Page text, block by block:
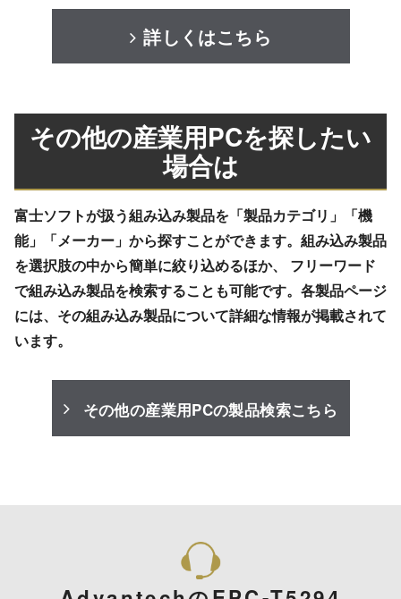
詳しくはこちら
その他の産業用PCを探したい
場合は
富士ソフトが扱う組み込み製品を「製品カテゴリ」「機
能」「メーカー」から探すことができます。組み込み製品
を選択肢の中から簡単に絞り込めるほか、 フリーワード
で組み込み製品を検索することも可能です。各製品ページ
には、その組み込み製品について詳細な情報が掲載されて
います。
その他の産業用PCの製品検索こちら